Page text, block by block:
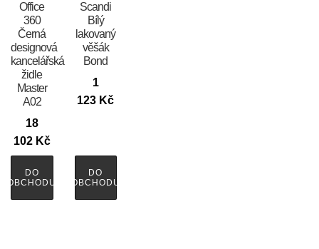
Office
360
Černá
designová
kancelářská
židle
Master
A02
18
102 Kč
DO
OBCHODU
Scandi
Bílý
lakovaný
věšák
Bond
1
123 Kč
DO
OBCHODU